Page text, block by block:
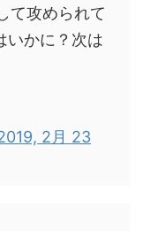
て攻められて
いかに？次は
2月 23